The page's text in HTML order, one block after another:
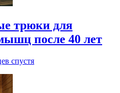
трюки для
после 40 лет
спустя